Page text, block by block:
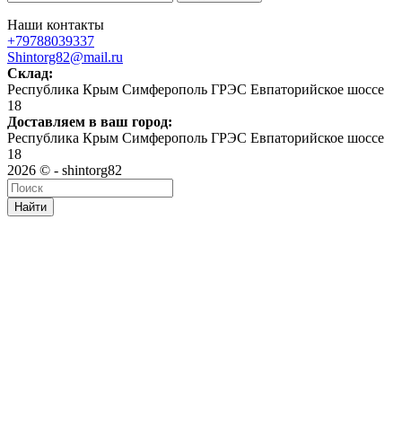
Наши контакты
+79788039337
Shintorg82@mail.ru
Склад:
Республика Крым Симферополь ГРЭС Евпаторийское шоссе
18
Доставляем в ваш город:
Республика Крым Симферополь ГРЭС Евпаторийское шоссе
18
2026 © - shintorg82
Найти